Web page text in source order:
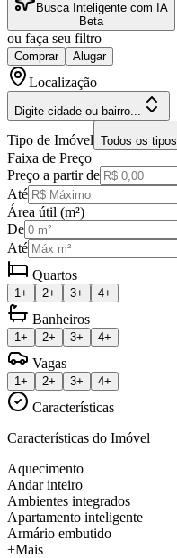
Busca Inteligente com IA
Beta
ou faça seu filtro
Comprar Alugar
Localização
Digite cidade ou bairro...
Tipo de Imóvel Todos os tipos
Faixa de Preço
Preço a partir de
Até
Área útil (m²)
De
Até
Quartos
1+ 2+ 3+ 4+
Banheiros
1+ 2+ 3+ 4+
Vagas
1+ 2+ 3+ 4+
Características
Características do Imóvel
Aquecimento
Andar inteiro
Ambientes integrados
Apartamento inteligente
Armário embutido
+Mais